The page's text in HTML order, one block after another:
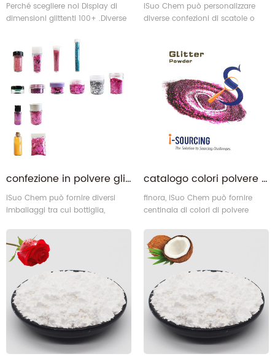
Perché scegliere noi Display di
dimensioni glittenti 100+ .Diverse
produzione garanzia di qualità
Certificazioni
iSuo Chem può personalizzare
diverse confezioni di scatole o
nostri clienti.
confezione in polvere glitterata
iSuo Chem può fornire diversi
imballaggi tra cui bottiglia,
plastica, scatola di carta, bottiglia
di vetro e altri imballaggi in base
alle esigenze dei clienti. Noi
abbiamo la nostra linea di
confezionamento in polvere
glitterata che può riempire 2
grammi ~ 25kg in diversi
imballaggi.
catalogo colori polvere glitter
finora, iSuo Chem può fornire
centinaia di colori di polvere
anche personalizzare alcuni
nuovi colori in base alle esigenze
dei nostri clienti.